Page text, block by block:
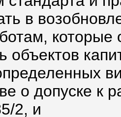
в
объектов
о допуске
2, и